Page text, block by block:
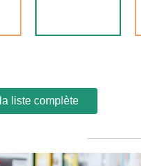
liste complète